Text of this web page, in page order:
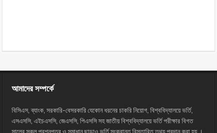
আমাদের সম্পর্কে
বিসিএস, ব্যাংক, সরকারি-বেসরকারি যেকোন ধরনের চাকরি নিয়োগ, বিশ্ববিদ্যালয়ে ভর্তি,
এসএসসি, এইচএসসি, জেএসসি, পিএসসি সহ জাতীয় বিশ্ববিদ্যালয়ে ভর্তি পরীক্ষার বিগত